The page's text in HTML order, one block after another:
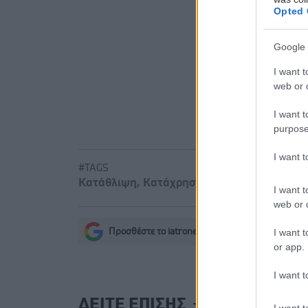
Opted
Google
I want
web or
I want
I want
I want
web or
I want
or app.
I want
χωρίς να
Ο FDA
#TAGS
Κατάθλιψη, Κατάχρηση φαρμάκων
Προσθέστε το iatronet.gr στο Discover